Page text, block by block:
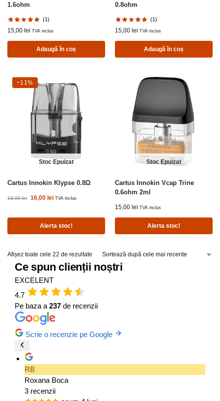
1.6ohm
(1)
15,00 lei TVA inclus
Adaugă în coș
0.8ohm
(1)
15,00 lei TVA inclus
Adaugă în coș
-11%
Stoc Epuizat
−11%
Cartus Innokin Klypse 0.8Ω
18,00lei 16,00 lei TVA inclus
Alerta stoc!
Stoc Epuizat
Cartus Innokin Vcap Trine
0.6ohm 2ml
15,00 lei TVA inclus
Alerta stoc!
Afișez toate cele 22 de rezultate
Ce spun clienții noștri
EXCELENT
4.7
Pe baza a 237 de recenzii
Scrie o recenzie pe Google
RB
Roxana Boca
3 recenzii